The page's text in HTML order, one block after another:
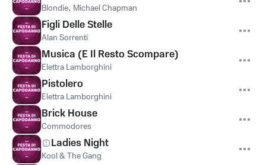
Blondie, Michael Chapman
Figli Delle Stelle
Alan Sorrenti
Musica (E Il Resto Scompare)
Elettra Lamborghini
Pistolero
Elettra Lamborghini
Brick House
Commodores
Ladies Night
Kool & The Gang